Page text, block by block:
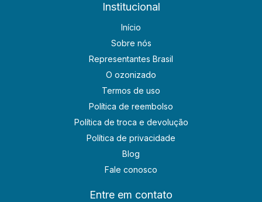
Institucional
Início
Sobre nós
Representantes Brasil
O ozonizado
Termos de uso
Política de reembolso
Política de troca e devolução
Política de privacidade
Blog
Fale conosco
Entre em contato